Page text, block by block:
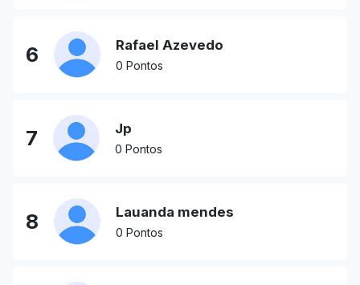
6 Rafael Azevedo
0 Pontos
7 Jp
0 Pontos
8 Lauanda mendes
0 Pontos